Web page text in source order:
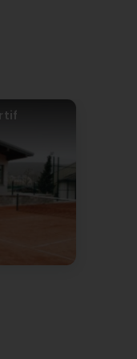
von
und
direkt in die
und